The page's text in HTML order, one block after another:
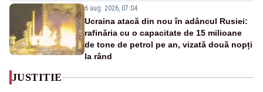
6 aug. 2026, 07:04
Ucraina atacă din nou în adâncul Rusiei:
rafinăria cu o capacitate de 15 milioane
de tone de petrol pe an, vizată două nopți
la rând
JUSTITIE